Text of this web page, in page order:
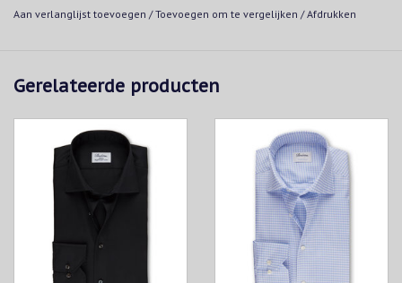
100% katoen
Aan verlanglijst toevoegen /Toevoegen om te vergelijken /Afdrukken
Gerelateerde producten